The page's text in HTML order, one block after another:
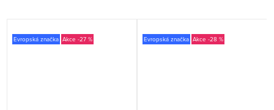
Evropská značka -27 % Evropská značka -28 %